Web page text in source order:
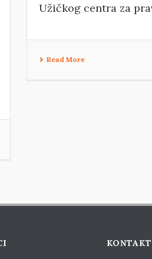
Užičkog centra za
Read More